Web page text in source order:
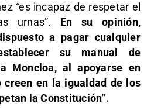
“es incapaz de respetar el
urnas”. En su opinión,
a pagar cualquier
su manual de
Moncloa, al apoyarse en
creen en la igualdad de los
la Constitución”.